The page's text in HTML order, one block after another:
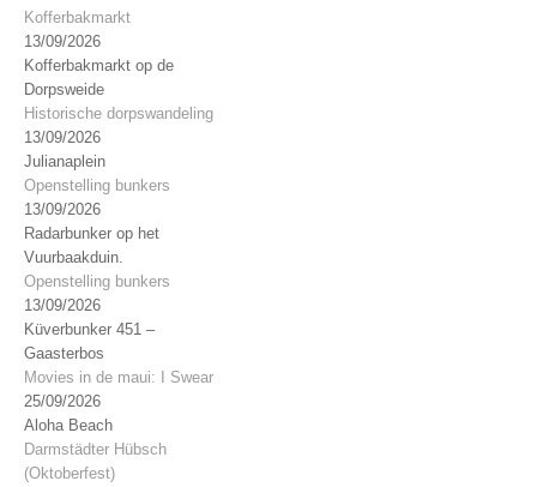
Kofferbakmarkt
13/09/2026
Kofferbakmarkt op de
Dorpsweide
Historische dorpswandeling
13/09/2026
Julianaplein
Openstelling bunkers
13/09/2026
Radarbunker op het
Vuurbaakduin.
Openstelling bunkers
13/09/2026
Küverbunker 451 –
Gaasterbos
Movies in de maui: I Swear
25/09/2026
Aloha Beach
Darmstädter Hübsch
(Oktoberfest)